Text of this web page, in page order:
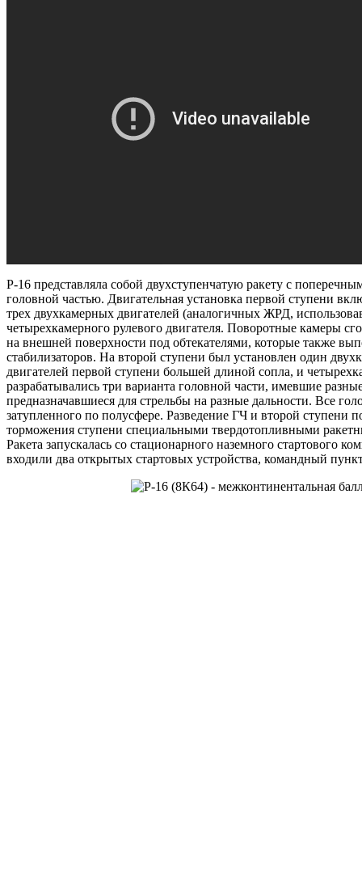
Р-16 представляла собой двухступенчатую ракету с
головной частью. Двигательная установка первой ступени
трех двухкамерных двигателей (аналогичных ЖРД,
четырехкамерного рулевого двигателя. Поворотные камеры
на внешней поверхности под обтекателями, которые также
стабилизаторов. На второй ступени был установлен один
двигателей первой ступени большей длиной сопла, и
разрабатывались три варианта головной части, имевшие
предназначавшиеся для стрельбы на разные дальности. Все
затупленного по полусфере. Разведение ГЧ и второй ступени
торможения ступени специальными твердотопливными
Ракета запускалась со стационарного наземного стартового
входили два открытых стартовых устройства, командный